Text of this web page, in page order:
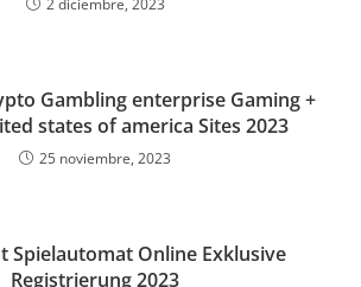
Gambling enterprise Gaming +
states of america Sites 2023
25 noviembre, 2023
Spielautomat Online Exklusive
Registrierung 2023